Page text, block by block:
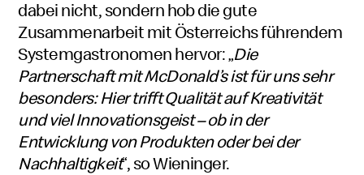
dabei nicht, sondern hob die gute
Zusammenarbeit mit Österreichs führendem
Systemgastronomen hervor: „Die
Partnerschaft mit McDonald’s ist für uns sehr
besonders: Hier trifft Qualität auf Kreativität
und viel Innovationsgeist – ob in der
Entwicklung von Produkten oder bei der
Nachhaltigkeit“, so Wieninger.